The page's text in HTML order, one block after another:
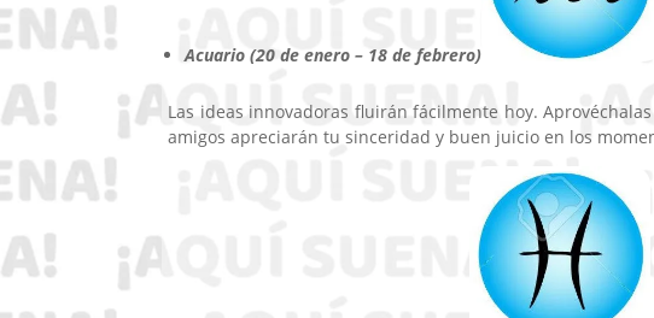
Acuario (20 de enero – 18 de febrero)
Las ideas innovadoras fluirán fácilmente hoy.
amigos apreciarán tu sinceridad y buen juicio en los